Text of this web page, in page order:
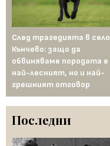
След трагедията в село
Кънчево: защо да
обвиняваме породата е
най-лесният, но и най-
грешният отговор
Последни